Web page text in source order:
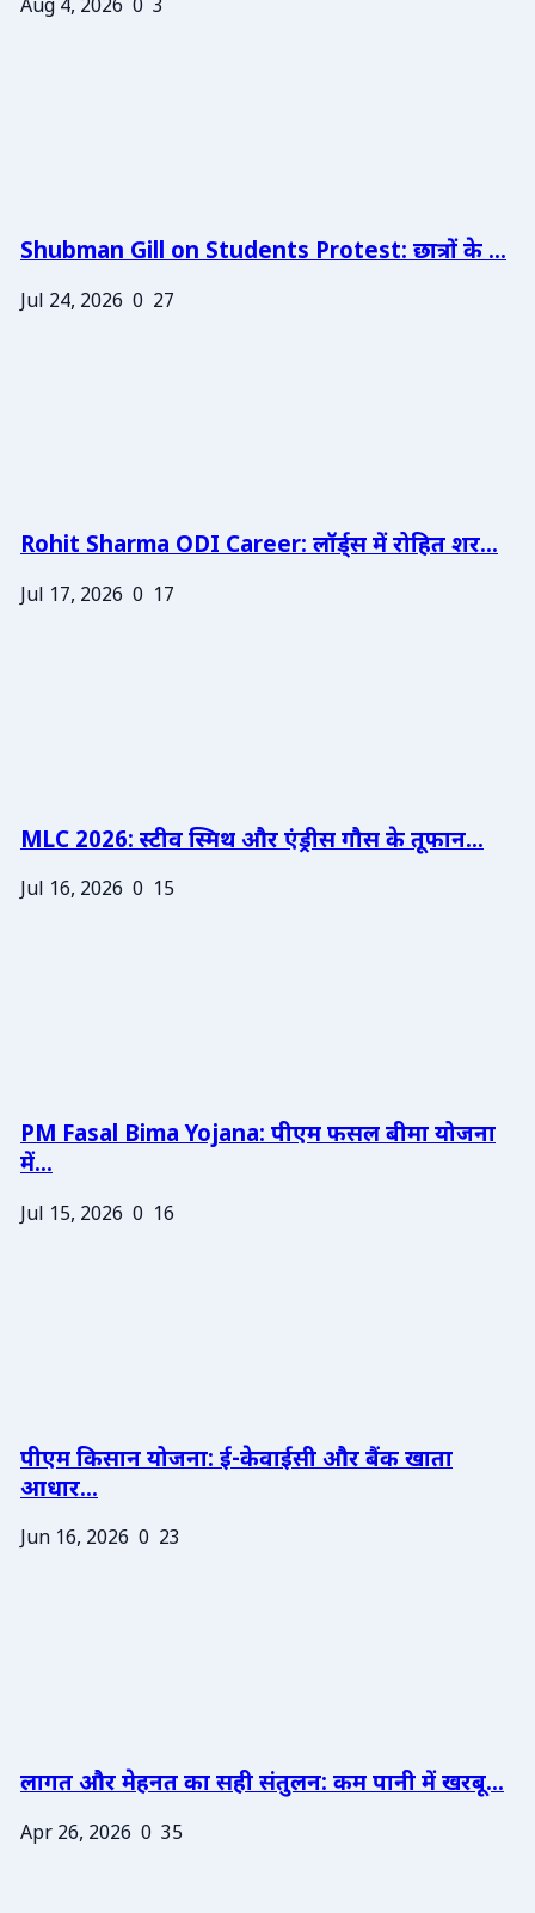
Aug 4, 2026 0 3
Shubman Gill on Students Protest: छात्रों के ...
Jul 24, 2026 0 27
Rohit Sharma ODI Career: लॉर्ड्स में रोहित शर...
Jul 17, 2026 0 17
MLC 2026: स्टीव स्मिथ और एंड्रीस गौस के तूफान...
Jul 16, 2026 0 15
PM Fasal Bima Yojana: पीएम फसल बीमा योजना
में...
Jul 15, 2026 0 16
पीएम किसान योजना: ई-केवाईसी और बैंक खाता
आधार...
Jun 16, 2026 0 23
लागत और मेहनत का सही संतुलन: कम पानी में खरबू...
Apr 26, 2026 0 35